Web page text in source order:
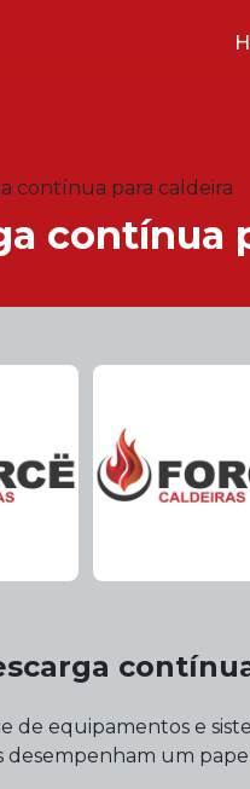
contínua para caldeira
contínua
equipamentos e
desempenham um